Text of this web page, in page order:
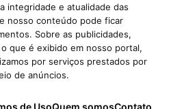
integridade e atualidade das
nosso conteúdo pode ficar
Sobre as publicidades,
que é exibido em nosso portal,
por serviços prestados por
de anúncios.
de UsoQuem somosContato